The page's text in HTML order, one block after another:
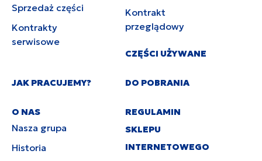
Sprzedaż części
Kontrakty
serwisowe
Kontrakt
przeglądowy
CZĘŚCI UŻYWANE
JAK PRACUJEMY?
O NAS
Nasza grupa
Historia
DO POBRANIA
REGULAMIN
SKLEPU
INTERNETOWEGO